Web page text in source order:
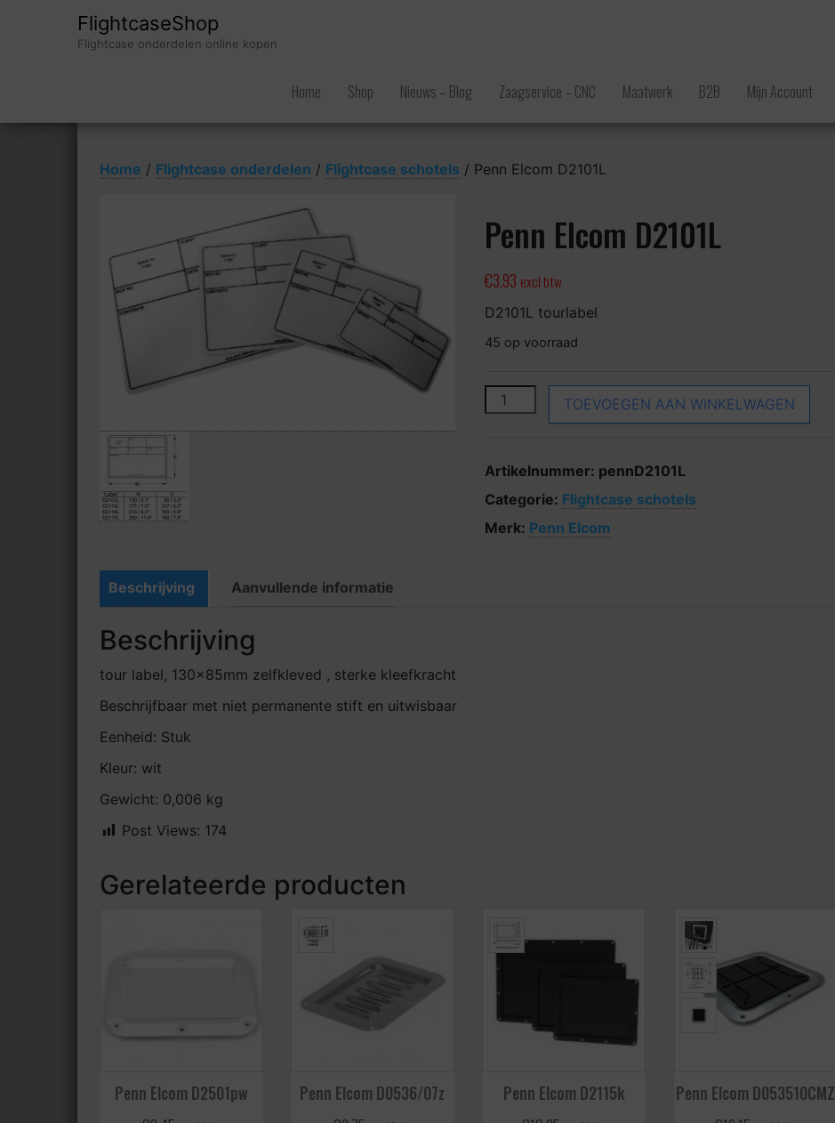
FlightcaseShop
Flightcase onderdelen online kopen
Home Shop Nieuws – Blog Zaagservice – CNC Maatwerk B2B Mijn Account
Home / Flightcase onderdelen / Flightcase schotels / Penn Elcom D2101L
Penn Elcom D2101L
€3,93 excl btw
D2101L tourlabel
45 op voorraad
Penn Elcom D2101L aantal
TOEVOEGEN AAN WINKELWAGEN
Artikelnummer: pennD2101L
Categorie: Flightcase schotels
Merk: Penn Elcom
Beschrijving Aanvullende informatie
Beschrijving
tour label, 130x85mm zelfkleved , sterke kleefkracht
Beschrijfbaar met niet permanente stift en uitwisbaar
Eenheid: Stuk
Kleur: wit
Gewicht: 0,006 kg
Post Views: 174
Gerelateerde producten
Penn Elcom D2501pw
Penn Elcom D0536/07z
Penn Elcom D2115k
Penn Elcom D053510CMZ